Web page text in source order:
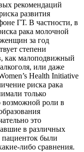
рекомендаций
развития
ГТ. В частности, в
рака молочной
за год
степени
как малоподвижный
или даже
Health Initiative
риска рака
только
возможной роли в
это
в различных
пациенток были
либо сравнения.